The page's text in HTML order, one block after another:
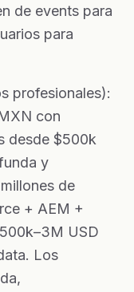
de events para
para
profesionales):
con
desde $500k
y
de
+ AEM +
USD
Los